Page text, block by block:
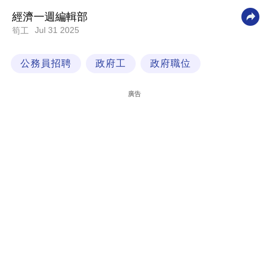
業
科
經濟一週編輯部
筍工 Jul 31 2025
公務員招聘 政府工 政府職位
廣告